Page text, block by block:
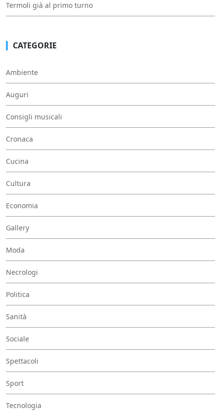
Termoli già al primo turno
CATEGORIE
Ambiente
Auguri
Consigli musicali
Cronaca
Cucina
Cultura
Economia
Gallery
Moda
Necrologi
Politica
Sanità
Sociale
Spettacoli
Sport
Tecnologia